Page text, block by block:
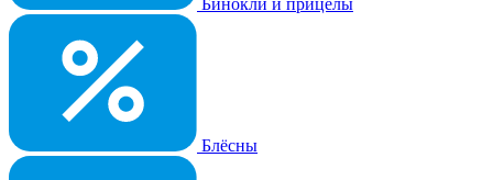
Бинокли и прицелы
Блёсны